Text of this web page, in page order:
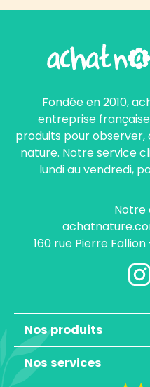
Fondée en 2010,
entreprise
produits pour
nature. Notre service
lundi au vendredi,
Notre
160 rue Pierre
Nos produits
Nos services